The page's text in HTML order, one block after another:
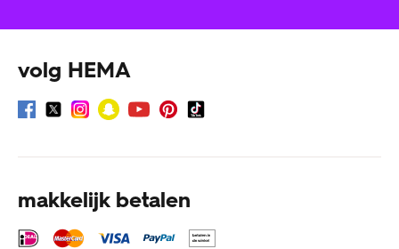
volg HEMA
makkelijk betalen